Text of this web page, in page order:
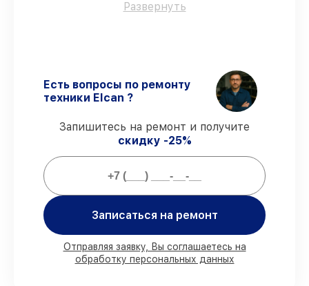
обеспечивает надёжную работу
сроки.
Гарантийное сопровождение– все
гарантийной поддержкой до 3 лет.
Мы гарантируем:
80%
работ закрываем с возможностью
личного присутствия владельца
наличии в мастерской или на складе в
Новосибирске, остальные доставляются
Развернуть
Есть вопросы по ремонту
техники Elcan ?
Запишитесь на ремонт и получите
скидку -25%
Записаться на ремонт
Отправляя заявку, Вы соглашаетесь на
обработку персональных данных